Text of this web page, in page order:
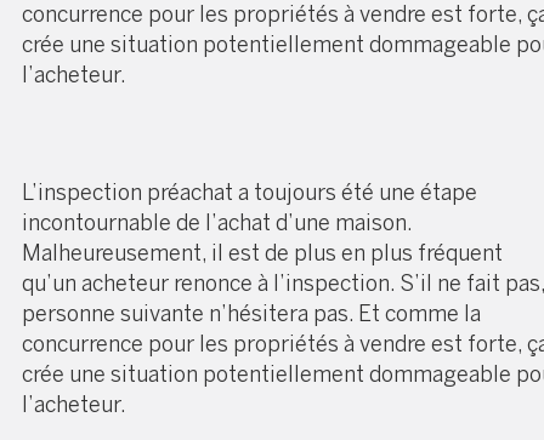
concurrence pour les propriétés à vendre est forte,
crée une situation potentiellement dommageable
l’acheteur.
L’inspection préachat a toujours été une étape
incontournable de l’achat d’une maison.
Malheureusement, il est de plus en plus fréquent
qu’un acheteur renonce à l’inspection. S’il ne fait
personne suivante n’hésitera pas. Et comme la
concurrence pour les propriétés à vendre est forte,
crée une situation potentiellement dommageable
l’acheteur.